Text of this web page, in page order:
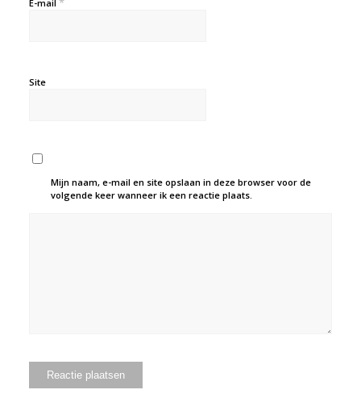
E-mail
Site
Mijn naam, e-mail en site opslaan in deze browser voor de
volgende keer wanneer ik een reactie plaats.